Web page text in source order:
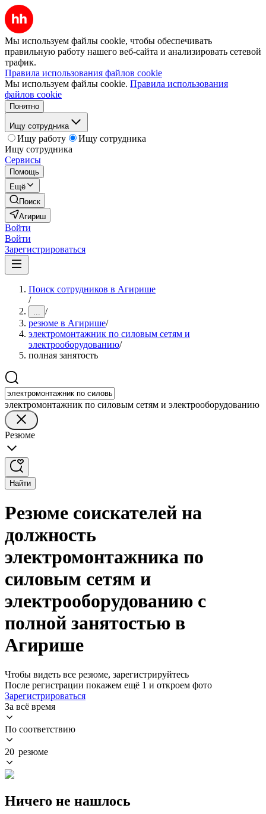
Мы используем файлы cookie, чтобы обеспечивать
правильную работу нашего веб-сайта и анализировать сетевой
трафик.
Правила использования файлов cookie
Мы используем файлы cookie. Правила использования
файлов cookie
Понятно
Ищу сотрудника
Ищу работу
Ищу сотрудника
Ищу сотрудника
Сервисы
Помощь
Ещё
Поиск
Агириш
Войти
Войти
Зарегистрироваться
Поиск сотрудников в Агирише
/
... /
резюме в Агирише/
электромонтажник по силовым сетям и
электрооборудованию/
полная занятость
электромонтажник по силовым сетям и электрооборудованию
Резюме
Найти
Резюме соискателей на
должность
электромонтажника по
силовым сетям и
электрооборудованию с
полной занятостью в
Агирише
Чтобы видеть все резюме, зарегистрируйтесь
После регистрации покажем ещё 1 и откроем фото
Зарегистрироваться
За всё время
По соответствию
20 резюме
Ничего не нашлось